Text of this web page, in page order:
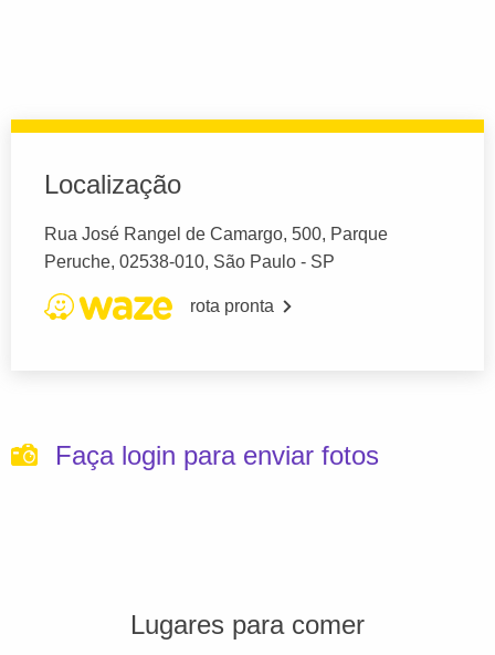
Localização
Rua José Rangel de Camargo, 500, Parque
Peruche, 02538-010, São Paulo - SP
rota pronta
Faça login para enviar fotos
Lugares para comer